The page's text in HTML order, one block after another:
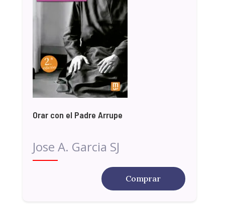
Orar con el Padre Arrupe
Jose A. Garcia SJ
Comprar